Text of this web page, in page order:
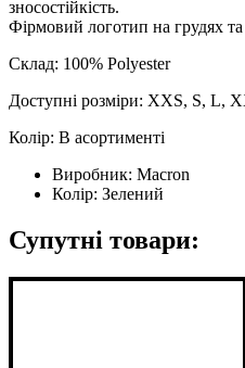
зносостійкість.
Фірмовий логотип на грудях
Склад: 100% Polyester
Доступні розміри: XXS, S, L,
Колір: В асортименті
Виробник: Macron
Колір: Зелений
Супутні товари: